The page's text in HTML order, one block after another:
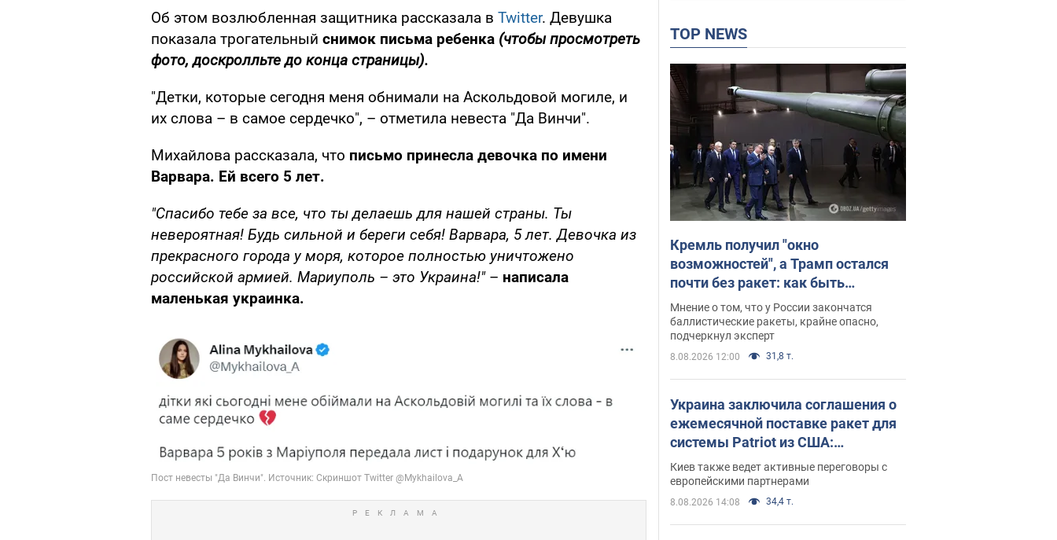
Об этом возлюбленная защитника рассказала в Twitter. Девушка
показала трогательный снимок письма ребенка (чтобы просмотреть
фото, доскролльте до конца страницы).
"Детки, которые сегодня меня обнимали на Аскольдовой могиле, и
их слова – в самое сердечко", – отметила невеста "Да Винчи".
Михайлова рассказала, что письмо принесла девочка по имени
Варвара. Ей всего 5 лет.
"Спасибо тебе за все, что ты делаешь для нашей страны. Ты
невероятная! Будь сильной и береги себя! Варвара, 5 лет. Девочка из
прекрасного города у моря, которое полностью уничтожено
российской армией. Мариуполь – это Украина!"– написала
маленькая украинка.
TOP NEWS
Кремль получил "окно
возможностей", а Трамп остался
почти без ракет: как быть
Украине? Интервью с Мельником
Мнение о том, что у России закончатся
баллистические ракеты, крайне опасно,
подчеркнул эксперт
8.08.2026 12:00 31,8 т.
Украина заключила соглашения о
ежемесячной поставке ракет для
системы Patriot из США:
Зеленский раскрыл подробности
Киев также ведет активные переговоры с
европейскими партнерами
8.08.2026 14:08 34,4 т.